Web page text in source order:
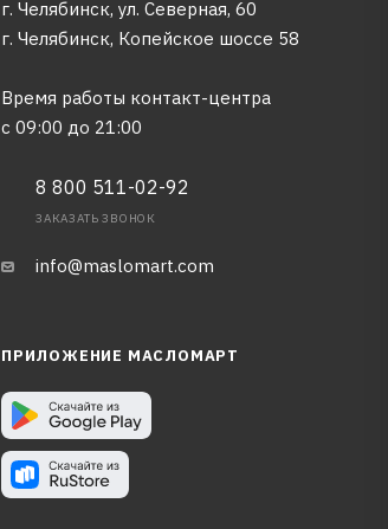
г. Челябинск, ул. Северная, 60
г. Челябинск, Копейское шоссе 58
Время работы контакт-центра
с 09:00 до 21:00
8 800 511-02-92
ЗАКАЗАТЬ ЗВОНОК
info@maslomart.com
ПРИЛОЖЕНИЕ МАСЛОМАРТ